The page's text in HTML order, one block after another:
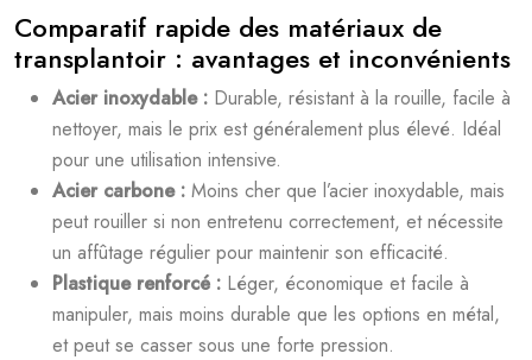
Comparatif rapide des matériaux de
transplantoir : avantages et inconvénients
Acier inoxydable : Durable, résistant à la rouille, facile à
nettoyer, mais le prix est généralement plus élevé. Idéal
pour une utilisation intensive.
Acier carbone : Moins cher que l’acier inoxydable, mais
peut rouiller si non entretenu correctement, et nécessite
un affûtage régulier pour maintenir son efficacité.
Plastique renforcé : Léger, économique et facile à
manipuler, mais moins durable que les options en métal,
et peut se casser sous une forte pression.